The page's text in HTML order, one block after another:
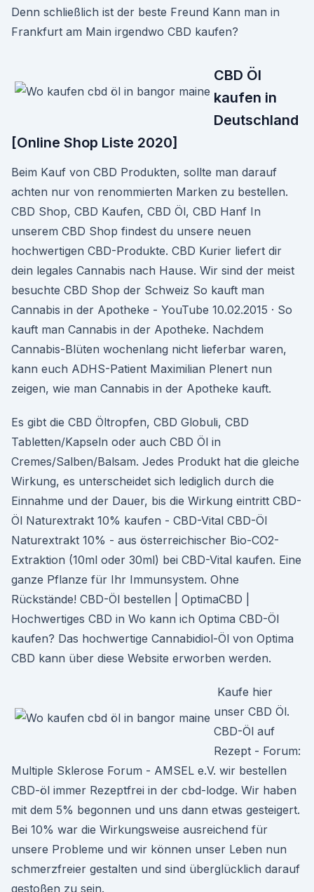
Denn schließlich ist der beste Freund Kann man in
Frankfurt am Main irgendwo CBD kaufen?
CBD Öl
kaufen in
Deutschland
[Online Shop Liste 2020]
Beim Kauf von CBD Produkten, sollte man darauf
achten nur von renommierten Marken zu bestellen.
CBD Shop, CBD Kaufen, CBD Öl, CBD Hanf In
unserem CBD Shop findest du unsere neuen
hochwertigen CBD-Produkte. CBD Kurier liefert dir
dein legales Cannabis nach Hause. Wir sind der meist
besuchte CBD Shop der Schweiz So kauft man
Cannabis in der Apotheke - YouTube 10.02.2015 · So
kauft man Cannabis in der Apotheke. Nachdem
Cannabis-Blüten wochenlang nicht lieferbar waren,
kann euch ADHS-Patient Maximilian Plenert nun
zeigen, wie man Cannabis in der Apotheke kauft.
Es gibt die CBD Öltropfen, CBD Globuli, CBD
Tabletten/Kapseln oder auch CBD Öl in
Cremes/Salben/Balsam. Jedes Produkt hat die gleiche
Wirkung, es unterscheidet sich lediglich durch die
Einnahme und der Dauer, bis die Wirkung eintritt CBD-
Öl Naturextrakt 10% kaufen - CBD-Vital CBD-Öl
Naturextrakt 10% - aus österreichischer Bio-CO2-
Extraktion (10ml oder 30ml) bei CBD-Vital kaufen. Eine
ganze Pflanze für Ihr Immunsystem. Ohne
Rückstände! CBD-Öl bestellen | OptimaCBD |
Hochwertiges CBD in Wo kann ich Optima CBD-Öl
kaufen? Das hochwertige Cannabidiol-Öl von Optima
CBD kann über diese Website erworben werden.
️ Kaufe hier
unser CBD Öl.
CBD-Öl auf
Rezept - Forum:
Multiple Sklerose Forum - AMSEL e.V. wir bestellen
CBD-öl immer Rezeptfrei in der cbd-lodge. Wir haben
mit dem 5% begonnen und uns dann etwas gesteigert.
Bei 10% war die Wirkungsweise ausreichend für
unsere Probleme und wir können unser Leben nun
schmerzfreier gestalten und sind überglücklich darauf
gestoßen zu sein.